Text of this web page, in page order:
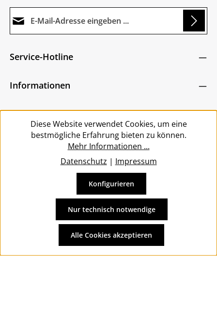
Ich habe dieDatenschutzbestimmungen
bin mit ihnen einverstanden.
Zeichen ein*
Die mit einem Stern (*) markierten Felder sind
Service-Hotline
Informationen
Service
Vertrag widerrufen
und ggf. Nachnahmegebühren, wenn nicht anders
angegeben.
Diese Website verwendet Cookies, um eine
bestmögliche Erfahrung bieten zu können.
Mehr Informationen ...
Datenschutz | Impressum
Nur technisch notwendige
Konfigurieren
Alle Cookies akzeptieren